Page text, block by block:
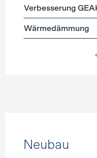
Verbesserung
Wärmedämmung
Neubau